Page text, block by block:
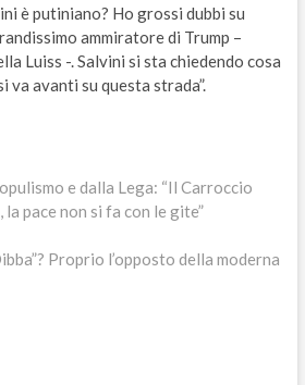
è putiniano? Ho grossi dubbi su
ammiratore di Trump –
Luiss -. Salvini si sta chiedendo cosa
va avanti su questa strada”.
e dalla Lega: “Il Carroccio
pace non si fa con le gite”
Proprio l’opposto della moderna